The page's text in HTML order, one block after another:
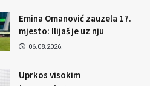
Emina Omanović zauzela 17.
mjesto: Ilijaš je uz nju
06.08.2026.
Uprkos visokim